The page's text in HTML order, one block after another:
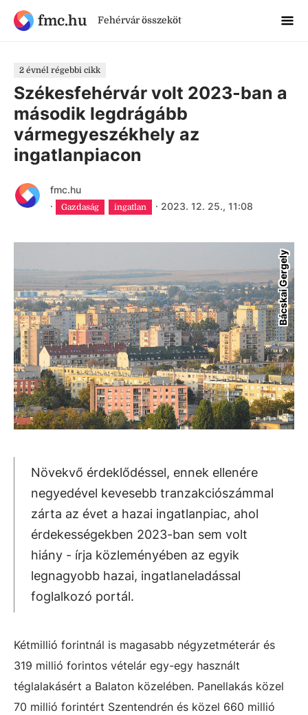
fmc.hu Fehérvár összeköt
2 évnél régebbi cikk
Székesfehérvár volt 2023-ban a
második legdrágább
vármegyeszékhely az
ingatlanpiacon
fmc.hu
·
Gazdaság ingatlan · 2023. 12. 25., 11:08
Bácskai Gergely
Növekvő érdeklődéssel, ennek ellenére
negyedével kevesebb tranzakciószámmal
zárta az évet a hazai ingatlanpiac, ahol
érdekességekben 2023-ban sem volt
hiány - írja közleményében az egyik
legnagyobb hazai, ingatlaneladással
foglalkozó portál.
Kétmillió forintnál is magasabb négyzetméterár és
319 millió forintos vételár egy-egy használt
téglalakásért a Balaton közelében. Panellakás közel
70 millió forintért Szentendrén és közel 660 millió